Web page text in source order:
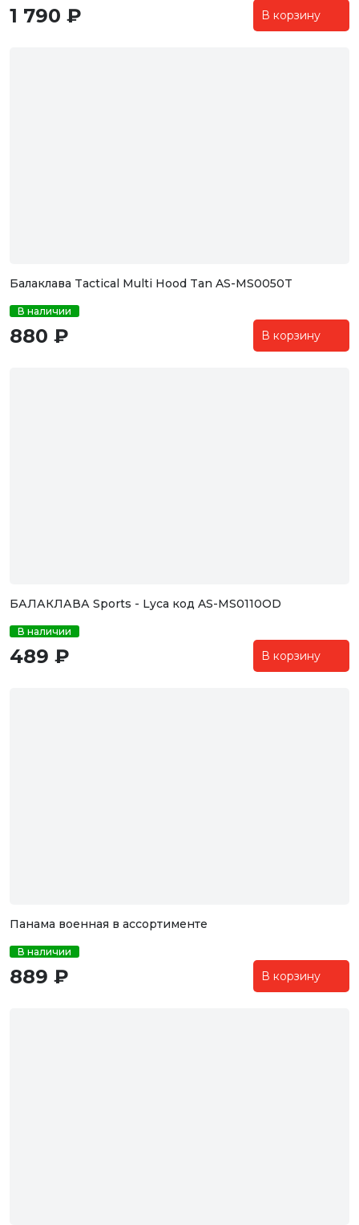
1 790 ₽ В корзину
Балаклава Tactical Multi Hood Tan AS-MS0050T
В наличии
880 ₽ В корзину
БАЛАКЛАВА Sports - Lyca код AS-MS0110OD
В наличии
489 ₽ В корзину
Панама военная в ассортименте
В наличии
889 ₽ В корзину